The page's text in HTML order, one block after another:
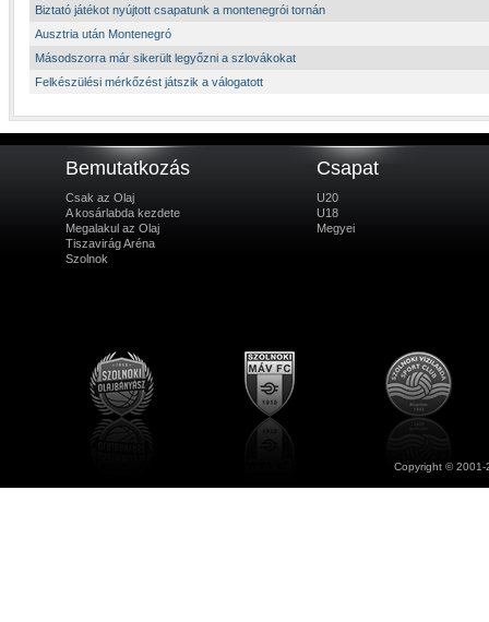
Biztató játékot nyújtott csapatunk a montenegrói tornán
Ausztria után Montenegró
Másodszorra már sikerült legyőzni a szlovákokat
Felkészülési mérkőzést játszik a válogatott
Bemutatkozás
Csak az Olaj
A kosárlabda kezdete
Megalakul az Olaj
Tiszavirág Aréna
Szolnok
Csapat
U20
U18
Megyei
Copyright ©